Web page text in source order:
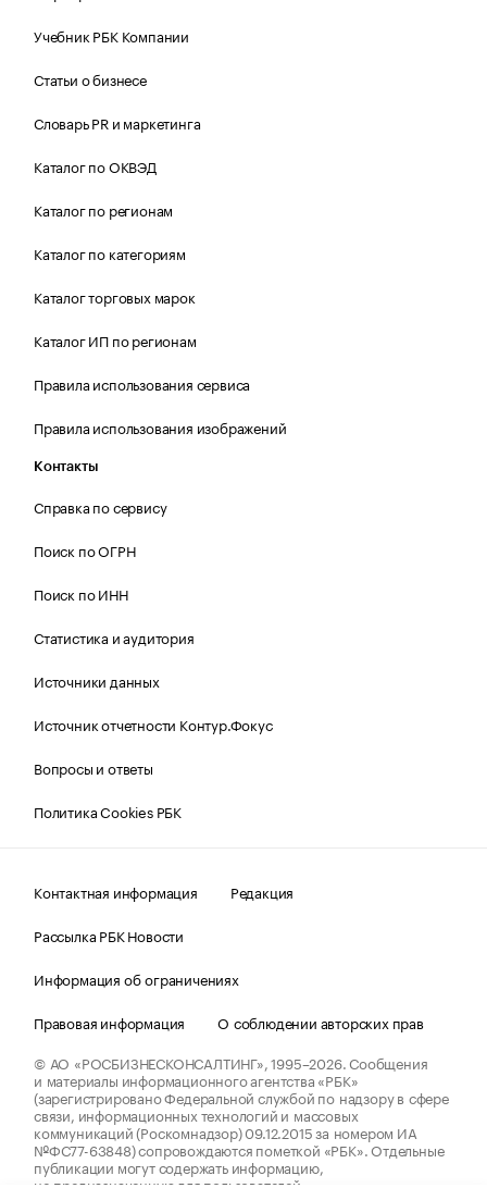
Учебник РБК Компании
Статьи о бизнесе
Словарь PR и маркетинга
Каталог по ОКВЭД
Каталог по регионам
Каталог по категориям
Каталог торговых марок
Каталог ИП по регионам
Правила использования сервиса
Правила использования изображений
Контакты
Справка по сервису
Поиск по ОГРН
Поиск по ИНН
Статистика и аудитория
Источники данных
Источник отчетности Контур.Фокус
Вопросы и ответы
Политика Cookies РБК
Контактная информация
Редакция
Рассылка РБК Новости
Информация об ограничениях
Правовая информация
О соблюдении авторских прав
© АО «РОСБИЗНЕСКОНСАЛТИНГ»,1995–2026.Сообщения
и материалы информационного агентства «РБК»
(зарегистрировано Федеральной службой по надзору в сфере
связи, информационных технологий и массовых
коммуникаций (Роскомнадзор) 09.12.2015 за номером ИА
№ФС77-63848) сопровождаются пометкой «РБК». Отдельные
публикации могут содержать информацию,